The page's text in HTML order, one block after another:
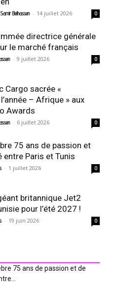
Samir Belhassen - 14 juillet 2026 0
directrice générale
le marché français
- 9 juillet 2026 0
Cargo sacrée «
– Afrique » aux
Awards
- 6 juillet 2026 0
75 ans de passion et
entre Paris et Tunis
- 1 juillet 2026 0
britannique Jet2
pour l’été 2027 !
- 19 juin 2026 0
75 ans de passion et de